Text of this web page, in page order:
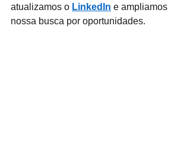
atualizamos o LinkedIn e ampliamos
nossa busca por oportunidades.